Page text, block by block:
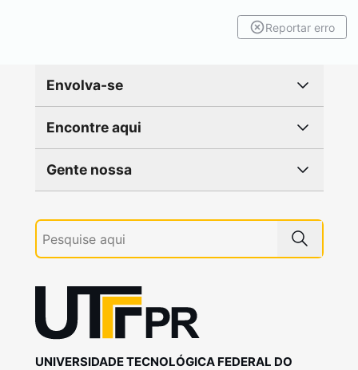
Reportar erro
Envolva-se
Encontre aqui
Gente nossa
UNIVERSIDADE TECNOLÓGICA FEDERAL DO